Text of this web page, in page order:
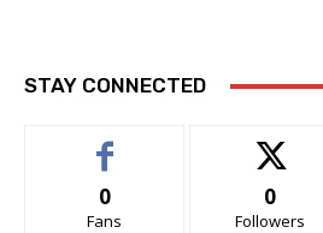
STAY CONNECTED
0
Fans
0
Followers